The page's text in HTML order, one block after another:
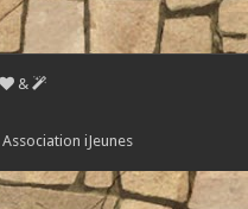
&
Association iJeunes